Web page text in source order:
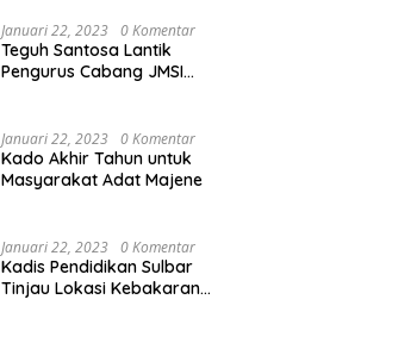
Januari 22, 2023 0 Komentar
Teguh Santosa Lantik
Pengurus Cabang JMSI
Januari 22, 2023 0 Komentar
Kado Akhir Tahun untuk
Masyarakat Adat Majene
Januari 22, 2023 0 Komentar
Kadis Pendidikan Sulbar
Tinjau Lokasi Kebakaran